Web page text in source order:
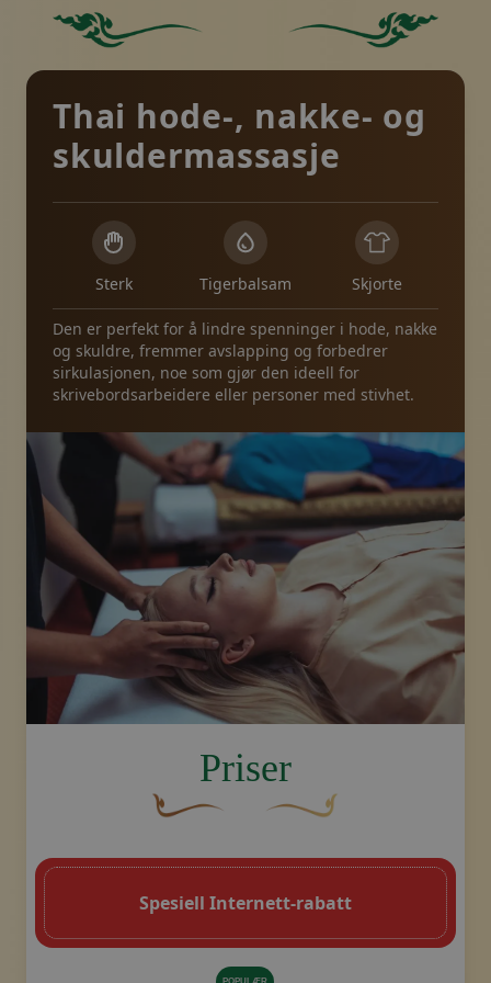
Thai hode-, nakke- og
skuldermassasje
Sterk Tigerbalsam Skjorte
Den er perfekt for å lindre spenninger i hode, nakke
og skuldre, fremmer avslapping og forbedrer
sirkulasjonen, noe som gjør den ideell for
skrivebordsarbeidere eller personer med stivhet.
Priser
Spesiell Internett-rabatt